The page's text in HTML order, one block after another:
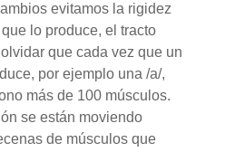
evitamos la rigidez
lo produce, el tracto
que cada vez que un
por ejemplo una /a/,
más de 100 músculos.
se están moviendo
de músculos que